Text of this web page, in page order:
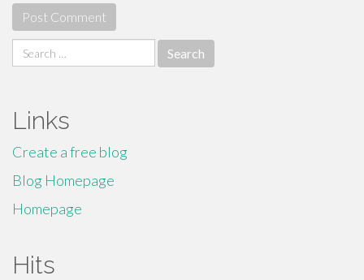
Search
for:
Links
Create a free blog
Blog Homepage
Homepage
Hits